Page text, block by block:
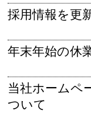
採用情報を更
年末年始の休
当社ホームペ
ついて